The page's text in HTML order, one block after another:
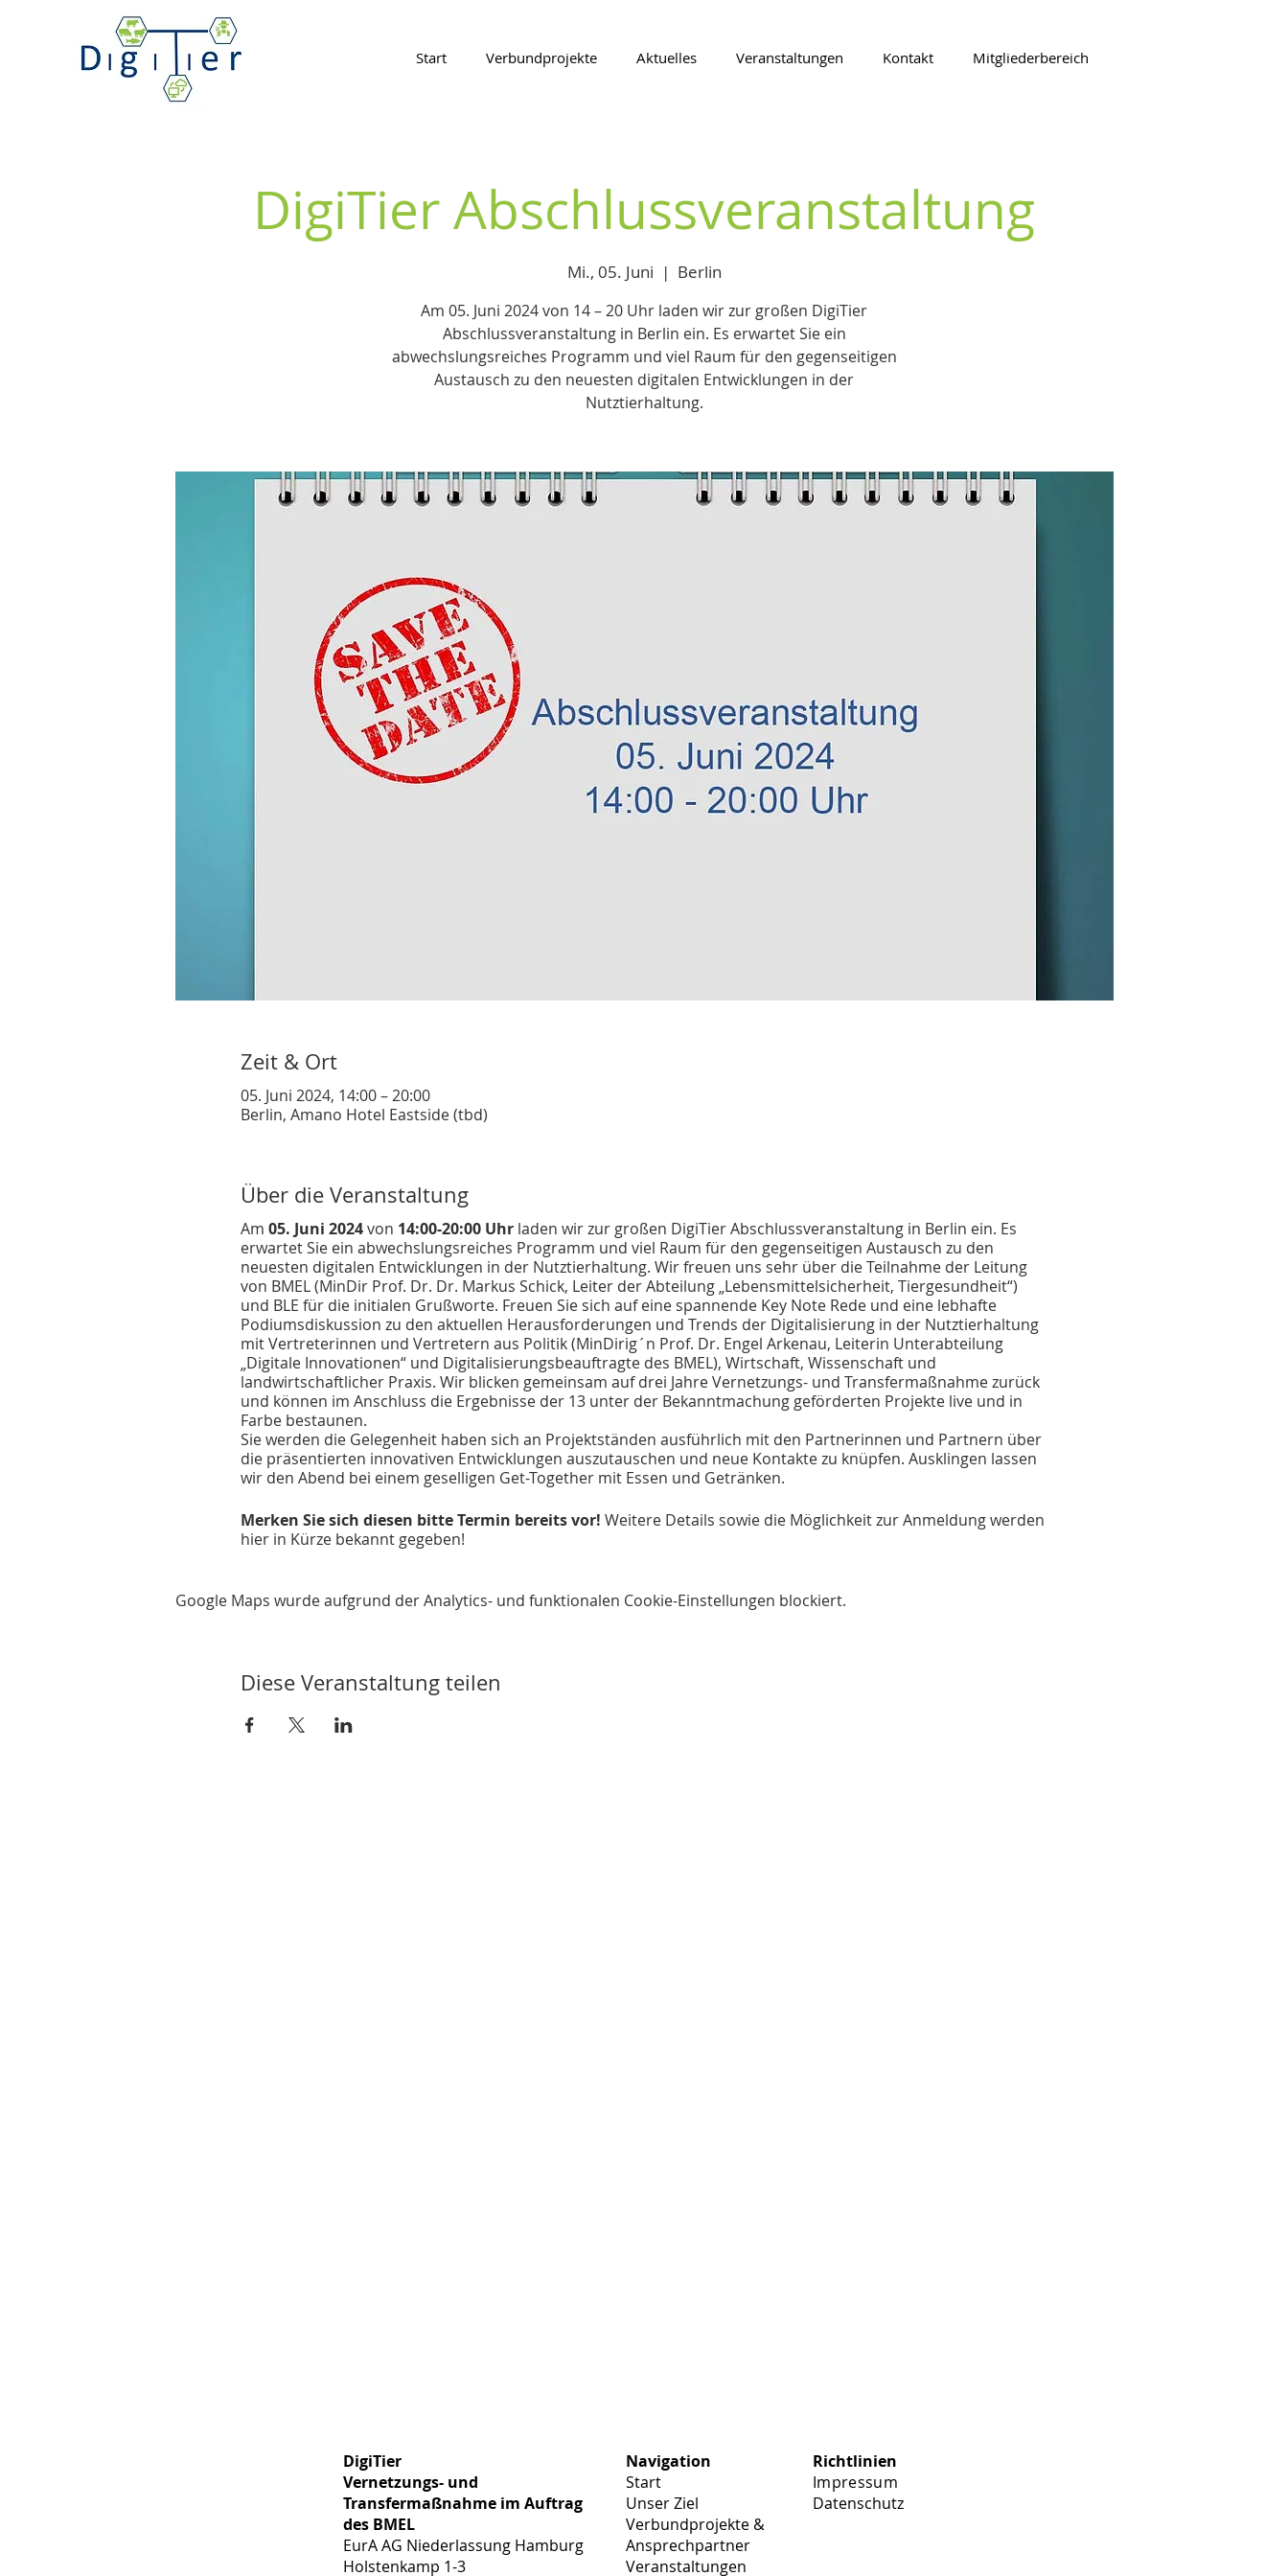
Start Verbundprojekte Aktuelles Veranstaltungen Kontakt Mitgliederbereich
DigiTier Abschlussveranstaltung
Mi., 05. Juni
  |
Berlin
Am 05. Juni 2024 von 14 – 20 Uhr laden wir zur großen DigiTier
Abschlussveranstaltung in Berlin ein. Es erwartet Sie ein
abwechslungsreiches Programm und viel Raum für den gegenseitigen
Austausch zu den neuesten digitalen Entwicklungen in der
Nutztierhaltung.
Zeit & Ort
05. Juni 2024, 14:00 – 20:00
Berlin, Amano Hotel Eastside (tbd)
Über die Veranstaltung
Am 05. Juni 2024von 14:00-20:00 Uhrladen wir zur großen DigiTier Abschlussveranstaltung in Berlin ein. Es
erwartet Sie ein abwechslungsreiches Programm und viel Raum für den gegenseitigen Austausch zu den
neuesten digitalen Entwicklungen in der Nutztierhaltung. Wir freuen uns sehr über die Teilnahme der Leitung
von BMEL (MinDir Prof. Dr. Dr. Markus Schick, Leiter der Abteilung „Lebensmittelsicherheit, Tiergesundheit“)
und BLE für die initialen Grußworte. Freuen Sie sich auf eine spannende Key Note Rede und eine lebhafte
Podiumsdiskussion zu den aktuellen Herausforderungen und Trends der Digitalisierung in der Nutztierhaltung
mit Vertreterinnen und Vertretern aus Politik (MinDirig´n Prof. Dr. Engel Arkenau, Leiterin Unterabteilung
„Digitale Innovationen“ und Digitalisierungsbeauftragte des BMEL), Wirtschaft, Wissenschaft und
landwirtschaftlicher Praxis. Wir blicken gemeinsam auf drei Jahre Vernetzungs- und Transfermaßnahme zurück
und können im Anschluss die Ergebnisse der 13 unter der Bekanntmachung geförderten Projekte live und in
Farbe bestaunen.
Sie werden die Gelegenheit haben sich an Projektständen ausführlich mit den Partnerinnen und Partnern über
die präsentierten innovativen Entwicklungen auszutauschen und neue Kontakte zu knüpfen. Ausklingen lassen
wir den Abend bei einem geselligen Get-Together mit Essen und Getränken.
Merken Sie sich diesen bitte Termin bereits vor! Weitere Details sowie die Möglichkeit zur Anmeldung werden
hier in Kürze bekannt gegeben!
Google Maps wurde aufgrund der Analytics- und funktionalen Cookie-Einstellungen blockiert.
Diese Veranstaltung teilen
DigiTier
Vernetzungs- und
Transfermaßnahme im Auftrag
des BMEL
EurA AG Niederlassung Hamburg
Holstenkamp 1-3
Navigation
Start
Unser Ziel
Verbundprojekte &
Ansprechpartner
Veranstaltungen
Richtlinien
Impressum
Datenschutz